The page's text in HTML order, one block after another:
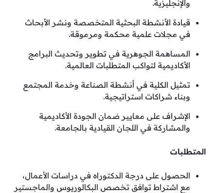
والإنجليزية.
قيادة الأنشطة البحثية المتخصصة ونشر الأبحاث
في مجلات علمية محكمة ومرموقة.
المساهمة الجوهرية في تطوير وتحديث البرامج
الأكاديمية لتواكب المتطلبات العالمية.
تمثيل الكلية في أنشطة الصناعة وخدمة المجتمع
وبناء شراكات استراتيجية.
الإشراف على معايير ضمان الجودة الأكاديمية
والمشاركة في اللجان القيادية بالجامعة.
المتطلبات
الحصول على درجة الدكتوراه في دراسات الأعمال،
مع اشتراط توافق تخصص البكالوريوس والماجستير